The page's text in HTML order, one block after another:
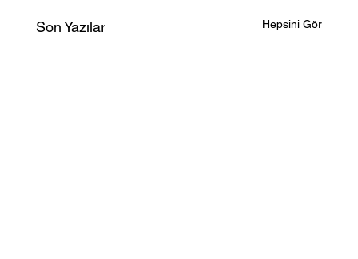
Son Yazılar Hepsini Gör